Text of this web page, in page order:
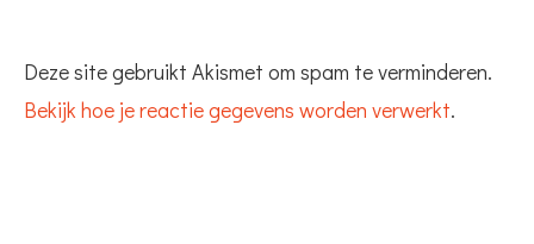
Deze site gebruikt Akismet om spam te verminderen.
Bekijk hoe je reactie gegevens worden verwerkt.